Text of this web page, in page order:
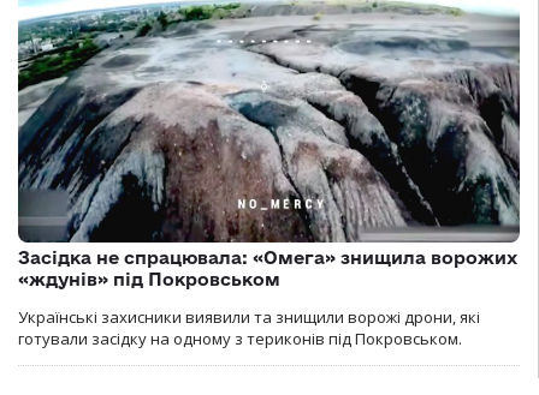
Засідка не спрацювала: «Омега» знищила ворожих
«ждунів» під Покровськом
Українські захисники виявили та знищили ворожі дрони, які
готували засідку на одному з териконів під Покровськом.